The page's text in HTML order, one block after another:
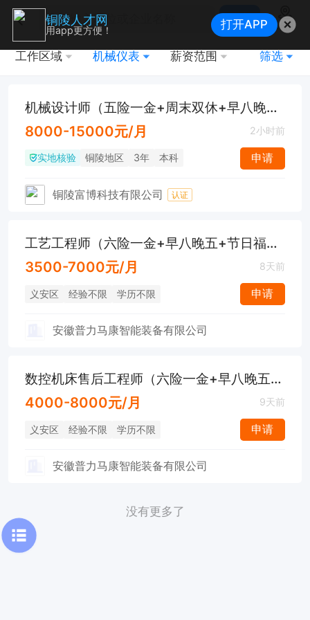
搜索
地图
工作区域 机械仪表 薪资范围 筛选
机械设计师（五险一金+周末双休+早八晚五）
8000-15000元/月 2小时前
实地核验 铜陵地区 3年 本科 申请
铜陵富博科技有限公司 认证
工艺工程师（六险一金+早八晚五+节日福利）
3500-7000元/月 8天前
义安区 经验不限 学历不限 申请
安徽普力马康智能装备有限公司
数控机床售后工程师（六险一金+早八晚五+节日福利）
4000-8000元/月 9天前
义安区 经验不限 学历不限 申请
安徽普力马康智能装备有限公司
没有更多了
铜陵人才网
用app更方便！ 打开APP